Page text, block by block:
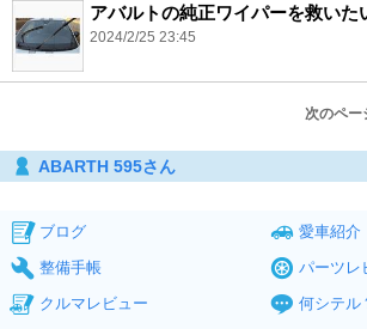
アバルトの純正ワイパーを救いた
2024/2/25 23:45
次のペー
ABARTH 595さん
ブログ
愛車紹介
整備手帳
パーツレ
クルマレビュー
何シテル